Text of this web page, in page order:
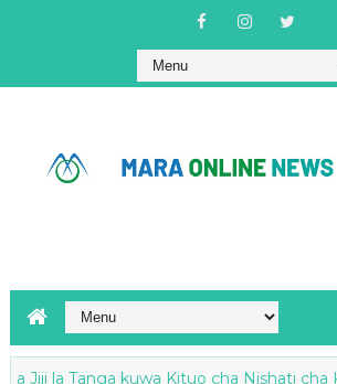
Tanga kuwa Kituo cha Nishati cha Kikanda